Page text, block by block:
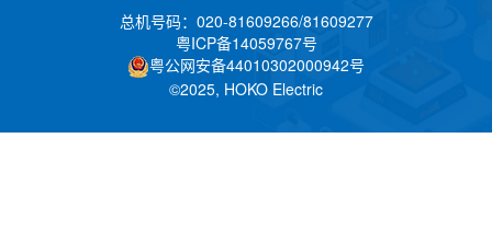
总机号码：020-81609266/81609277
粤ICP备14059767号
粤公网安备44010302000942号
©2025, HOKO Electric